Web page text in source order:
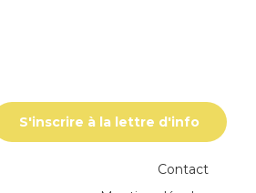
S'inscrire à la lettre d'info
Contact